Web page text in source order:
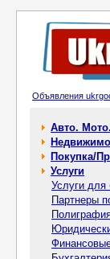
Объявления
Авто.
Покупка/
Услуги
Услуги для
Партнеры